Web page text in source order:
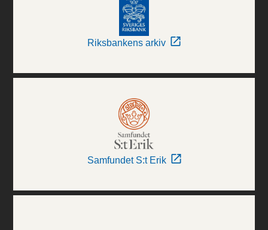
Riksbankens arkiv
Samfundet S:t Erik